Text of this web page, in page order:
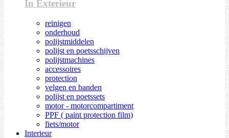
In Exterieur
reinigen
onderhoud
polijstmiddelen
polijst en poetsschijven
polijstmachines
accessoires
protection
velgen en banden
polijst en poetssets
motor - motorcompartiment
PPF ( paint protection film)
fiets/motor
Interieur